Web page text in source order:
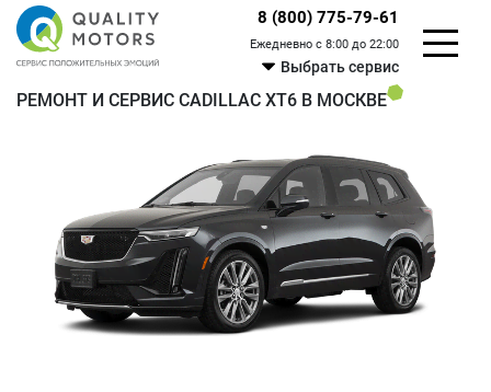
8 (800) 775-79-61
Ежедневно с 8:00 до 22:00
Выбрать сервис
РЕМОНТ И СЕРВИС CADILLAC XT6 В МОСКВЕ